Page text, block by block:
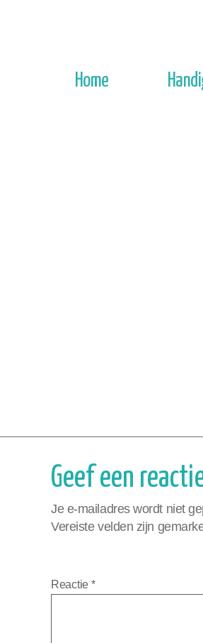
Home
Geef een
Je e-mailadres wordt niet
Vereiste velden zijn
Reactie *